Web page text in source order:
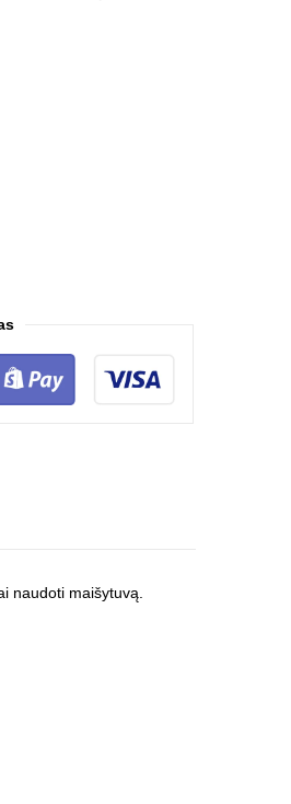
naudoti maišytuvą.